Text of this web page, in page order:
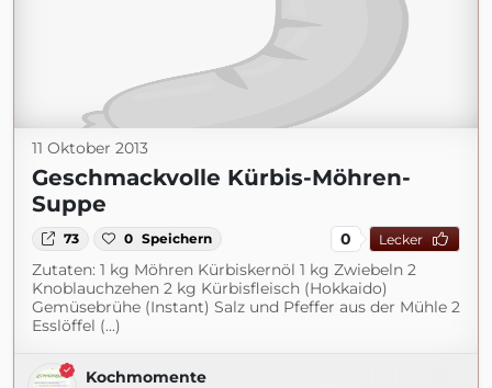
11 Oktober 2013
Geschmackvolle Kürbis-Möhren-
Suppe
73 0 Speichern 0 Lecker
Zutaten: 1 kg Möhren Kürbiskernöl 1 kg Zwiebeln 2
Knoblauchzehen 2 kg Kürbisfleisch (Hokkaido)
Gemüsebrühe (Instant) Salz und Pfeffer aus der Mühle 2
Esslöffel (...)
Kochmomente